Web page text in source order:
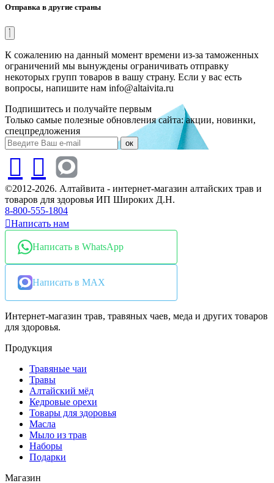
Отправка в другие страны
К сожалению на данный момент времени из-за таможенных
ограничений мы вынуждены ограничивать отправку
некоторых групп товаров в вашу страну. Если у вас есть
вопросы, напишите нам info@altaivita.ru
Подпишитесь и получайте первым
Только самые полезные обновления сайта: акции, новинки,
спецпредложения
ок
©2012-2026. Алтайвита - интернет-магазин алтайских трав и
товаров для здоровья ИП Широких Д.Н.
8-800-555-1804
Написать нам
Написать в WhatsApp
Написать в MAX
Интернет-магазин трав, травяных чаев, меда и других товаров
для здоровья.
Продукция
Травяные чаи
Травы
Алтайский мёд
Кедровые орехи
Товары для здоровья
Масла
Мыло из трав
Наборы
Подарки
Магазин